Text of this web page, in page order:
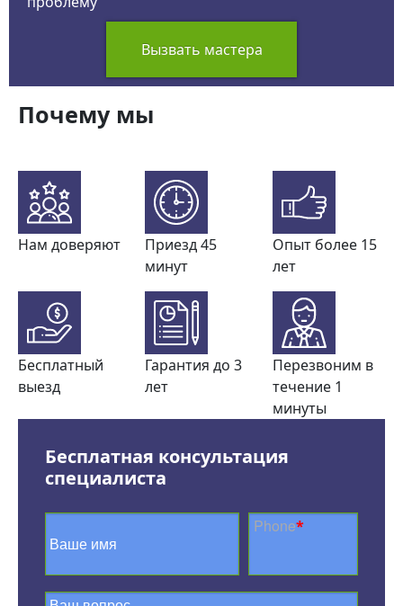
Вызвать мастера
Почему мы
Нам доверяют
Приезд 45
минут
Опыт более 15
лет
Бесплатный
выезд
Гарантия до 3
лет
Перезвоним в
течение 1
минуты
Бесплатная консультация
специалиста
Phone*